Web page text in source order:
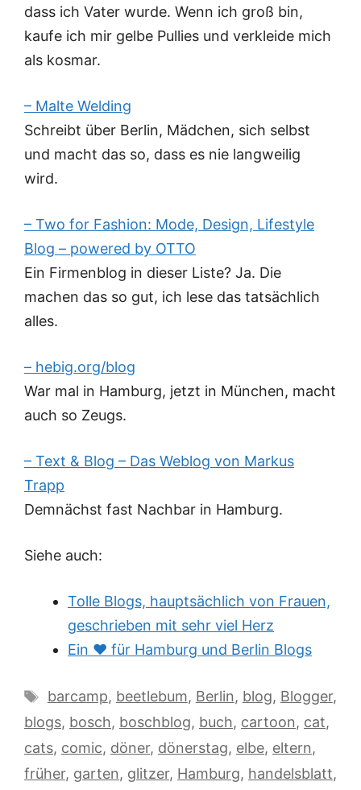
dass ich Vater wurde. Wenn ich groß bin,
kaufe ich mir gelbe Pullies und verkleide mich
als kosmar.
– Malte Welding
Schreibt über Berlin, Mädchen, sich selbst
und macht das so, dass es nie langweilig
wird.
– Two for Fashion: Mode, Design, Lifestyle
Blog – powered by OTTO
Ein Firmenblog in dieser Liste? Ja. Die
machen das so gut, ich lese das tatsächlich
alles.
– hebig.org/blog
War mal in Hamburg, jetzt in München, macht
auch so Zeugs.
– Text & Blog – Das Weblog von Markus
Trapp
Demnächst fast Nachbar in Hamburg.
Siehe auch:
Tolle Blogs, hauptsächlich von Frauen,
geschrieben mit sehr viel Herz
Ein ♥ für Hamburg und Berlin Blogs
Schlagwörter
barcamp, beetlebum, Berlin, blog, Blogger,
blogs, bosch, boschblog, buch, cartoon, cat,
cats, comic, döner, dönerstag, elbe, eltern,
früher, garten, glitzer, Hamburg, handelsblatt,